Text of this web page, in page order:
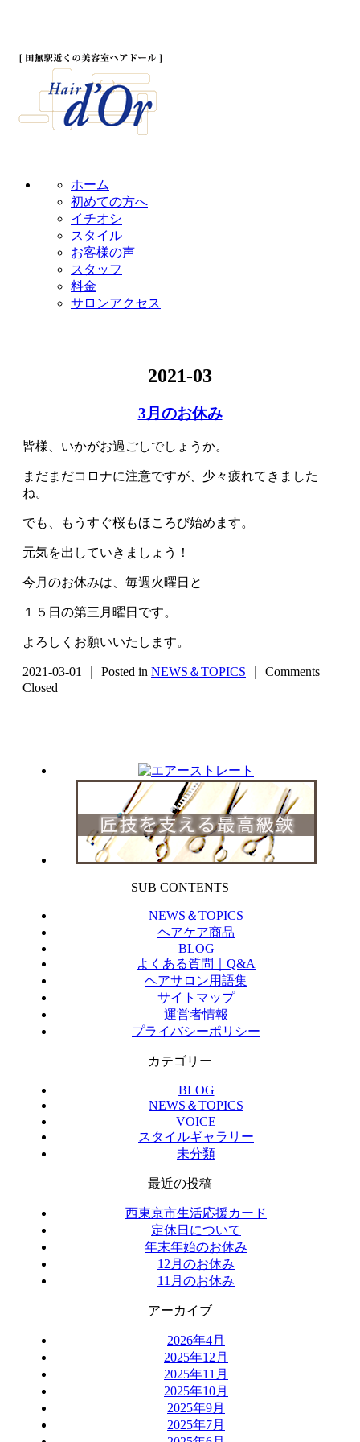
ホーム
初めての方へ
イチオシ
スタイル
お客様の声
スタッフ
料金
サロンアクセス
2021-03
3月のお休み
皆様、いかがお過ごしでしょうか。
まだまだコロナに注意ですが、少々疲れてきました
ね。
でも、もうすぐ桜もほころび始めます。
元気を出していきましょう！
今月のお休みは、毎週火曜日と
１５日の第三月曜日です。
よろしくお願いいたします。
2021-03-01 ｜ Posted in NEWS＆TOPICS
Comments
Closed
SUB CONTENTS
NEWS＆TOPICS
ヘアケア商品
BLOG
よくある質問｜Q&A
ヘアサロン用語集
サイトマップ
運営者情報
プライバシーポリシー
カテゴリー
BLOG
NEWS＆TOPICS
VOICE
スタイルギャラリー
未分類
最近の投稿
西東京市生活応援カード
定休日について
年末年始のお休み
12月のお休み
11月のお休み
アーカイブ
2026年4月
2025年12月
2025年11月
2025年10月
2025年9月
2025年7月